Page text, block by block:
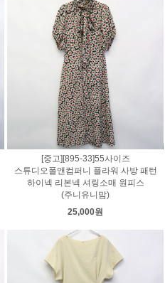
[중고][895-33]55사이즈
스튜디오폴앤컴퍼니 플라워 사방 패턴
하이넥 리본넥 셔링소매 원피스
(주니유니맘)
25,000원